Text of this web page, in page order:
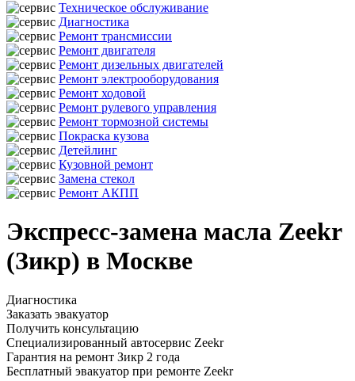
Техническое обслуживание
Диагностика
Ремонт трансмиссии
Ремонт двигателя
Ремонт дизельных двигателей
Ремонт электрооборудования
Ремонт ходовой
Ремонт рулевого управления
Ремонт тормозной системы
Покраска кузова
Детейлинг
Кузовной ремонт
Замена стекол
Ремонт АКПП
Экспресс-замена масла Zeekr
(Зикр) в Москве
Диагностика
Заказать эвакуатор
Получить консультацию
Специализированный автосервис Zeekr
Гарантия на ремонт Зикр 2 года
Бесплатный эвакуатор при ремонте Zeekr